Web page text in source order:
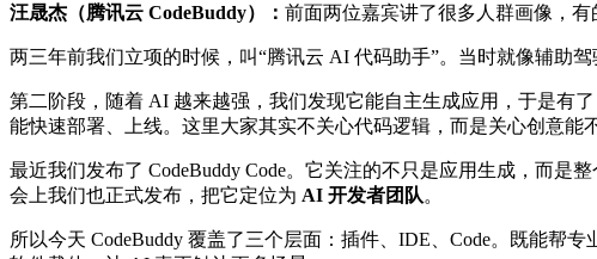
汪晟杰（腾讯云 CodeBuddy）： 前面两位嘉宾讲了很多人群画像，有
两三年前我们立项的时候，叫“腾讯云 AI 代码助手”。当时就像辅助
第二阶段，随着 AI 越来越强，我们发现它能自主生成应用，于是有
能快速部署、上线。这里大家其实不关心代码逻辑，而是关心创意能
最近我们发布了 CodeBuddy Code。它关注的不只是应用生成，而
会上我们也正式发布，把它定位为 AI 开发者团队。
所以今天 CodeBuddy 覆盖了三个层面：插件、IDE、Code。既能帮